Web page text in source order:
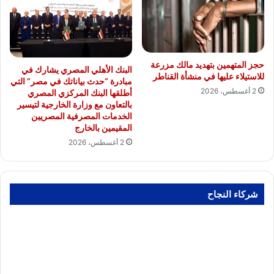
حجز المتهمين بتهديد مالك مزرعة
للاستيلاء عليها في منشأة القناطر
2 أغسطس، 2026
البنك الأهلي المصري يشارك في
مبادرة “حدث بياناتك في مصر” التي
أطلقها البنك المركزي المصري
بالتعاون مع وزارة الخارجية لتيسير
الخدمات المصرفية المصريين
المقيمين بالخارج
2 أغسطس، 2026
شركاء النجاح